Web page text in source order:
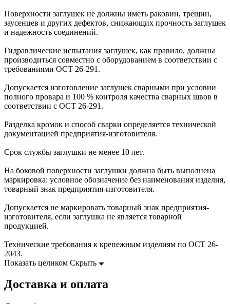
Поверхности заглушек не должны иметь раковин, трещин,
заусенцев и других дефектов, снижающих прочность заглушек
и надежность соединений.
Гидравлические испытания заглушек, как правило, должны
производиться совместно с оборудованием в соответствии с
требованиями ОСТ 26-291.
Допускается изготовление заглушек сварными при условии
полного провара и 100 % контроля качества сварных швов в
соответствии с ОСТ 26-291.
Разделка кромок и способ сварки определяется технической
документацией предприятия-изготовителя.
Срок службы заглушки не менее 10 лет.
На боковой поверхности заглушки должна быть выполнена
маркировка: условное обозначение без наименования изделия,
товарный знак предприятия-изготовителя.
Допускается не маркировать товарный знак предприятия-
изготовителя, если заглушка не является товарной
продукцией.
Технические требования к крепежным изделиям по ОСТ 26-
2043.
Показать целиком Скрыть
Доставка и оплата